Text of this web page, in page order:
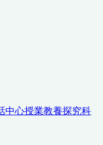
中心授業教養探究科